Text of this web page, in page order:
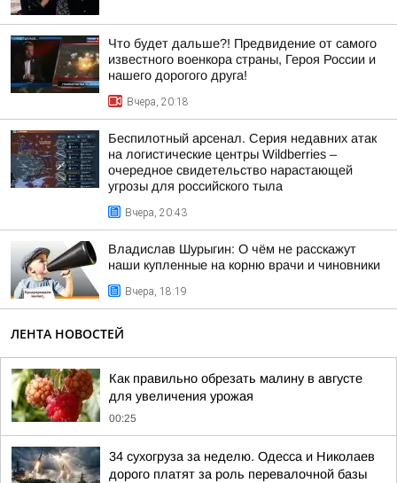
Что будет дальше?! Предвидение от самого
известного военкора страны, Героя России и
нашего дорогого друга!
Вчера, 20:18
Беспилотный арсенал. Серия недавних атак
на логистические центры Wildberries –
очередное свидетельство нарастающей
угрозы для российского тыла
Вчера, 20:43
Владислав Шурыгин: О чём не расскажут
наши купленные на корню врачи и чиновники
Вчера, 18:19
ЛЕНТА НОВОСТЕЙ
Как правильно обрезать малину в августе
для увеличения урожая
00:25
34 сухогруза за неделю. Одесса и Николаев
дорого платят за роль перевалочной базы